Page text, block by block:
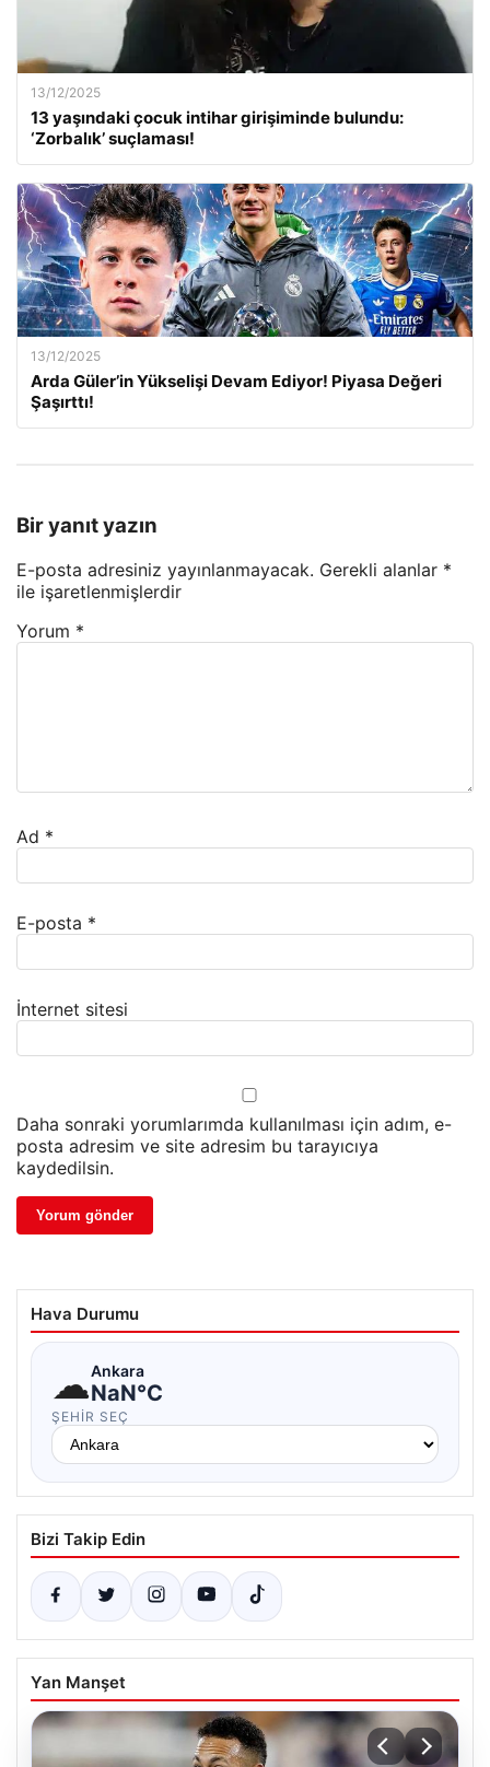
13/12/2025
13 yaşındaki çocuk intihar girişiminde bulundu:
‘Zorbalık’ suçlaması!
13/12/2025
Arda Güler’in Yükselişi Devam Ediyor! Piyasa Değeri
Şaşırttı!
Bir yanıt yazın
E-posta adresiniz yayınlanmayacak. Gerekli alanlar *
ile işaretlenmişlerdir
Yorum *
Ad *
E-posta *
İnternet sitesi
Daha sonraki yorumlarımda kullanılması için adım, e-
posta adresim ve site adresim bu tarayıcıya
kaydedilsin.
Hava Durumu
☁Ankara
NaN°C
ŞEHIR SEÇ
Bizi Takip Edin
Yan Manşet